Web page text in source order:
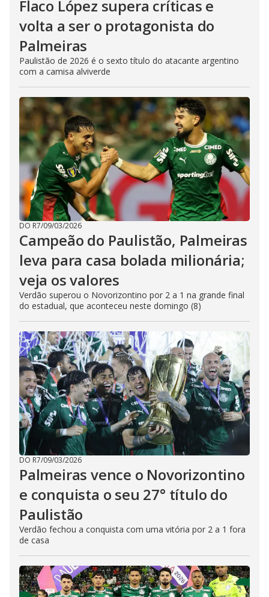
Flaco López supera críticas e
volta a ser o protagonista do
Palmeiras
Paulistão de 2026 é o sexto título do atacante argentino
com a camisa alviverde
DO R7/09/03/2026
Campeão do Paulistão, Palmeiras
leva para casa bolada milionária;
veja os valores
Verdão superou o Novorizontino por 2 a 1 na grande final
do estadual, que aconteceu neste domingo (8)
DO R7/09/03/2026
Palmeiras vence o Novorizontino
e conquista o seu 27° título do
Paulistão
Verdão fechou a conquista com uma vitória por 2 a 1 fora
de casa